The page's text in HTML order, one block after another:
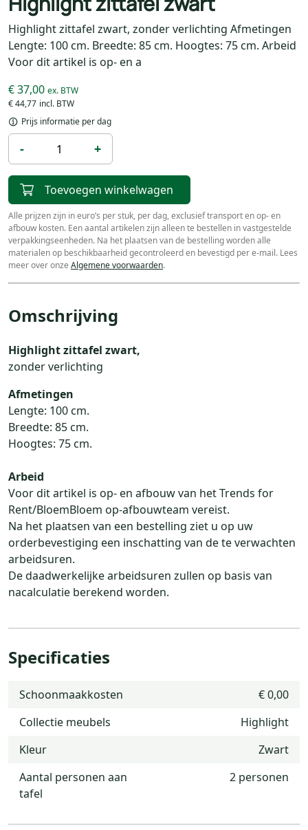
Highlight zittafel zwart, zonder verlichting Afmetingen
Lengte: 100 cm. Breedte: 85 cm. Hoogtes: 75 cm. Arbeid
Voor dit artikel is op- en a
€ 44,77
€ 37,00
Prijs informatie per dag
- +
Toevoegen winkelwagen
Alle prijzen zijn in euro’s per stuk, per dag, exclusief transport en op- en
afbouw kosten. Een aantal artikelen zijn alleen te bestellen in vastgestelde
verpakkingseenheden. Na het plaatsen van de bestelling worden alle
materialen op beschikbaarheid gecontroleerd en bevestigd per e-mail. Lees
meer over onze Algemene voorwaarden.
Omschrijving
Highlight zittafel zwart,
zonder verlichting
Afmetingen
Lengte: 100 cm.
Breedte: 85 cm.
Hoogtes: 75 cm.
Arbeid
Voor dit artikel is op- en afbouw van het Trends for
Rent/BloemBloem op-afbouwteam vereist.
Na het plaatsen van een bestelling ziet u op uw
orderbevestiging een inschatting van de te verwachten
arbeidsuren.
De daadwerkelijke arbeidsuren zullen op basis van
nacalculatie berekend worden.
Specificaties
Schoonmaakkosten
€ 0,00
Collectie meubels
Highlight
Kleur
Zwart
Aantal personen aan
tafel
2 personen